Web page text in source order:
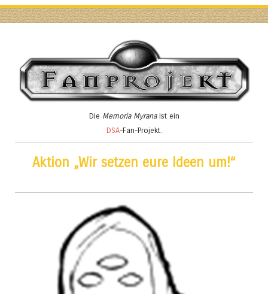
Die Memoria Myranaist ein
DSA-Fan-Projekt.
Aktion „Wir setzen eure Ideen um!“